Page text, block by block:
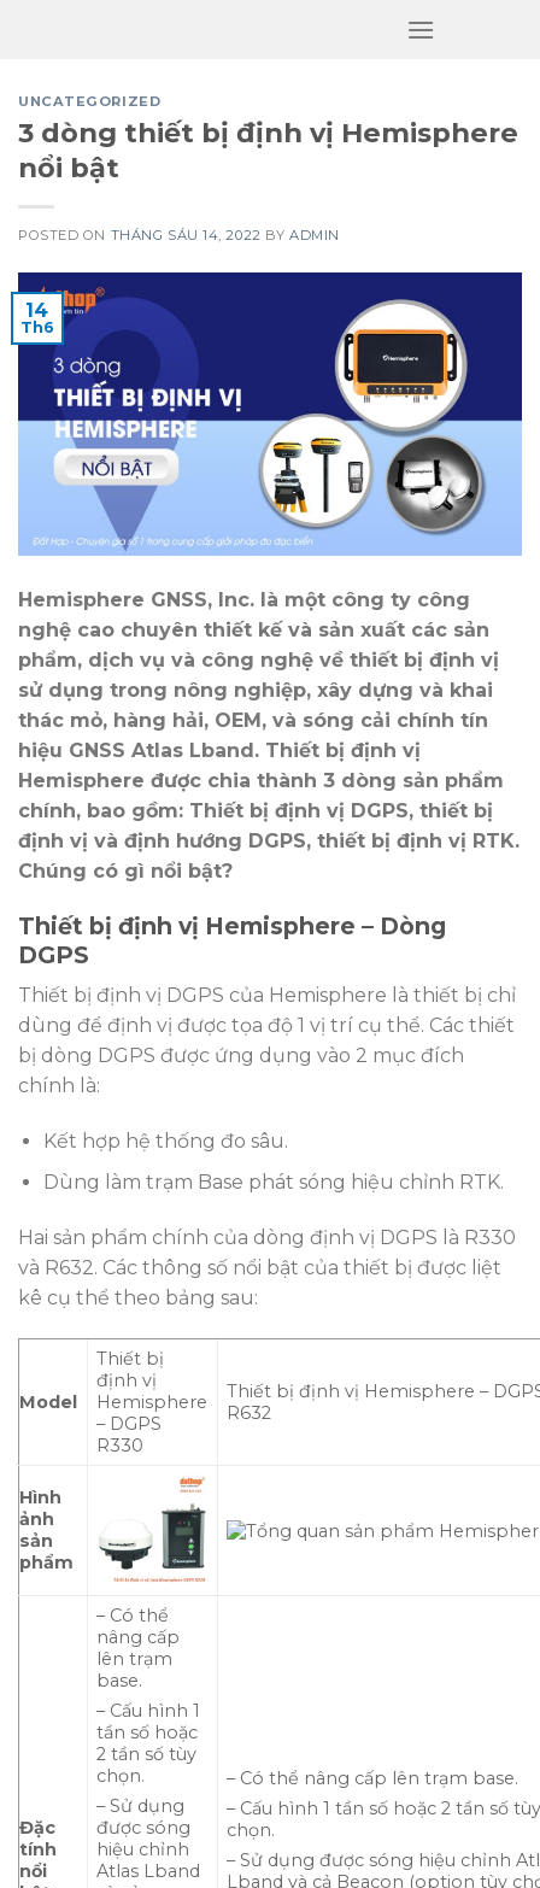
UNCATEGORIZED
3 dòng thiết bị định vị Hemisphere
nổi bật
POSTED ON THÁNG SÁU 14, 2022 BY ADMIN
14
Th6
Hemisphere GNSS, Inc. là một công ty công
nghệ cao chuyên thiết kế và sản xuất các sản
phẩm, dịch vụ và công nghệ về thiết bị định vị
sử dụng trong nông nghiệp, xây dựng và khai
thác mỏ, hàng hải, OEM, và sóng cải chính tín
hiệu GNSS Atlas Lband. Thiết bị định vị
Hemisphere được chia thành 3 dòng sản phẩm
chính, bao gồm: Thiết bị định vị DGPS, thiết bị
định vị và định hướng DGPS, thiết bị định vị RTK.
Chúng có gì nổi bật?
Thiết bị định vị Hemisphere – Dòng
DGPS
Thiết bị định vị DGPS của Hemisphere là thiết bị chỉ
dùng để định vị được tọa độ 1 vị trí cụ thể. Các thiết
bị dòng DGPS được ứng dụng vào 2 mục đích
chính là:
Kết hợp hệ thống đo sâu.
Dùng làm trạm Base phát sóng hiệu chỉnh RTK.
Hai sản phẩm chính của dòng định vị DGPS là R330
và R632. Các thông số nổi bật của thiết bị được liệt
kê cụ thể theo bảng sau:
Model
Thiết bị
định vị
Hemisphere
– DGPS
R330
Thiết bị định vị Hemisphere –
R632
Hình
ảnh
sản
phẩm
Đặc
tính
nổi
– Có thể
nâng cấp
lên trạm
base.
– Cấu hình 1
tần số hoặc
2 tần số tùy
chọn.
– Sử dụng
được sóng
hiệu chỉnh
Atlas Lband
– Có thể nâng cấp lên trạm base.
– Cấu hình 1 tần số hoặc 2 tần số
chọn.
– Sử dụng được sóng hiệu chỉnh
Lband và cả Beacon (option tùy